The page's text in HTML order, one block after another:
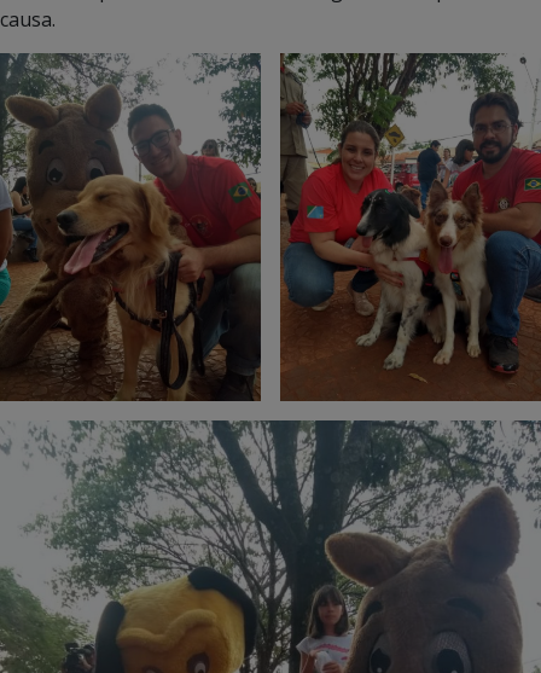
causa.